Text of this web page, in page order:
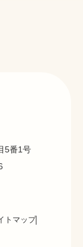
5番1号
トマップ